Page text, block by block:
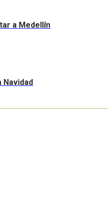
a Medellín
Navidad